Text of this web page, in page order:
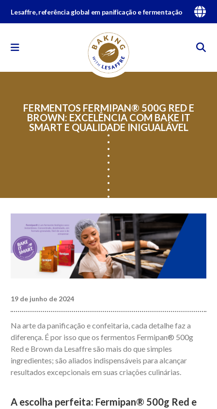
Lesaffre, referência global em panificação e fermentação
FERMENTOS FERMIPAN® 500G RED E
BROWN: EXCELÊNCIA COM BAKE IT
SMART E QUALIDADE INIGUALÁVEL
19 de junho de 2024
Na arte da panificação e confeitaria, cada detalhe faz a
diferença. É por isso que os fermentos Fermipan® 500g
Red e Brown da Lesaffre são mais do que simples
ingredientes; são aliados indispensáveis para alcançar
resultados excepcionais em suas criações culinárias.
A escolha perfeita: Fermipan® 500g Red e